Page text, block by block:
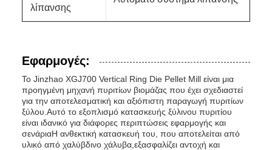
λίπανσης
Εφαρμογές:
Το Jinzhao XGJ700 Vertical Ring Die Pellet Mill είναι μια
προηγμένη μηχανή πυριτίων βιομάζας που έχει σχεδιαστεί
για την αποτελεσματική και αξιόπιστη παραγωγή πυριτίων
ξύλου.Αυτό το εξοπλισμό κατασκευής ξύλινου πυριτίου
είναι ιδανικό για διάφορες περιπτώσεις εφαρμογής και
σενάριαΗ ανθεκτική κατασκευή του, που αποτελείται από
υλικό από χαλύβδινο χάλυβα,εξασφαλίζει αντοχή και